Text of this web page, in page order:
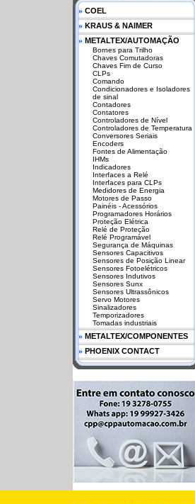
» COEL
» KRAUS & NAIMER
» METALTEX/AUTOMAÇÃO
Bornes para Trilho
Chaves Comutadoras
Chaves Fim de Curso
CLPs
Comando
Condicionadores e Isoladores
de sinal
Contadores
Contatores
Controladores de Nível
Controladores de Temperatura
Conversores Seriais
Encoders
Fontes de Alimentação
IHMs
Indicadores
Interfaces a Relé
Interfaces para CLPs
Medidores de Energia
Motores de Passo
Painéis - Acessórios
Programadores Horários
Proteção Elétrica
Relé de Proteção
Relé Programável
Segurança de Máquinas
Sensores Capacitivos
Sensores de Posição Linear
Sensores Fotoelétricos
Sensores Indutivos
Sensores Sunx
Sensores Ultrassônicos
Servo Motores
Sinalizadores
Temporizadores
Tomadas industriais
» METALTEX/COMPONENTES
» PHOENIX CONTACT